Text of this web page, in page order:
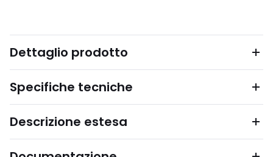
Dettaglio prodotto
Specifiche tecniche
Descrizione estesa